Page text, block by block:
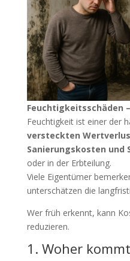
Feuchtigkeitsschäden
Feuchtigkeit ist einer der
versteckten
Sanierungskosten und
oder in der Erbteilung.
Viele Eigentümer
unterschätzen die
Wer früh erkennt, kann
reduzieren.
1. Woher